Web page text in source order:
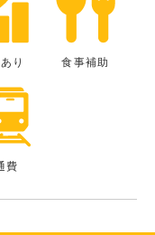
り 食事補助
費